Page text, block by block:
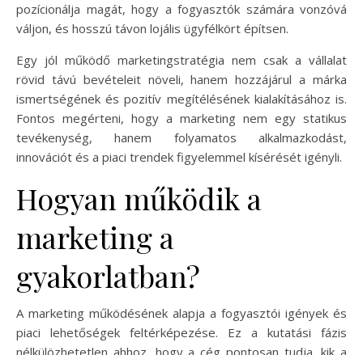
pozícionálja magát, hogy a fogyasztók számára vonzóvá
váljon, és hosszú távon lojális ügyfélkört építsen.
Egy jól működő marketingstratégia nem csak a vállalat
rövid távú bevételeit növeli, hanem hozzájárul a márka
ismertségének és pozitív megítélésének kialakításához is.
Fontos megérteni, hogy a marketing nem egy statikus
tevékenység, hanem folyamatos alkalmazkodást,
innovációt és a piaci trendek figyelemmel kísérését igényli.
Hogyan működik a
marketing a
gyakorlatban?
A marketing működésének alapja a fogyasztói igények és
piaci lehetőségek feltérképezése. Ez a kutatási fázis